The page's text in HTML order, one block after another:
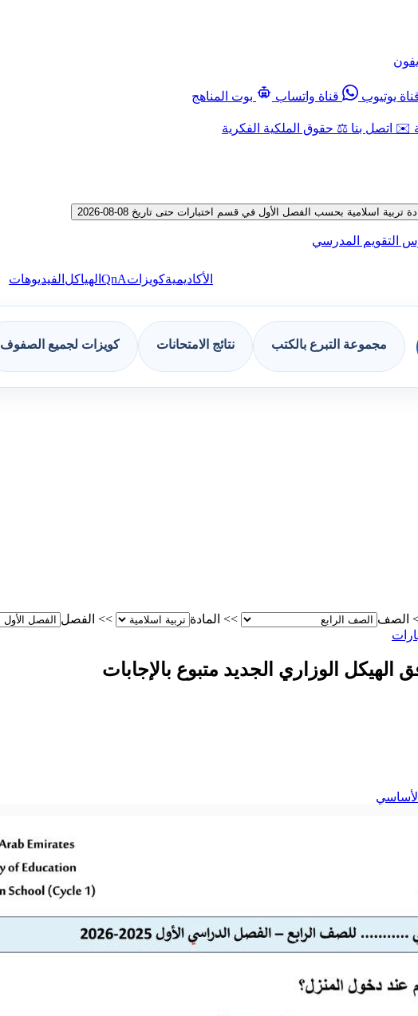
يوتيوب قناة واتساب
بوت المناهج
✉️ اتصل بنا ⚖️ حقوق الملكية الفكرية
اسلامية بحسب الفصل الأول في قسم اختبارات حتى تاريخ 08-08-2026
التقويم المدرسي
الأكاديميةكويزاتQnA الهياكل الفيديوهات
مجموعة التبرع بالكتب نتائج الامتحانات كويزات لجميع الصفوف
الصف >> المادة >> الفصل
الهيكل الوزاري الجديد متبوع بالإجابات